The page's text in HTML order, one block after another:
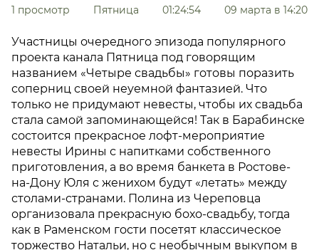
1 просмотр Пятница 01:24:54 09 марта в 14:20
Участницы очередного эпизода популярного
проекта канала Пятница под говорящим
названием «Четыре свадьбы» готовы поразить
соперниц своей неуемной фантазией. Что
только не придумают невесты, чтобы их свадьба
стала самой запоминающейся! Так в Барабинске
состоится прекрасное лофт-мероприятие
невесты Ирины с напитками собственного
приготовления, а во время банкета в Ростове-
на-Дону Юля с женихом будут «летать» между
столами-странами. Полина из Череповца
организовала прекрасную бохо-свадьбу, тогда
как в Раменском гости посетят классическое
торжество Натальи, но с необычным выкупом в